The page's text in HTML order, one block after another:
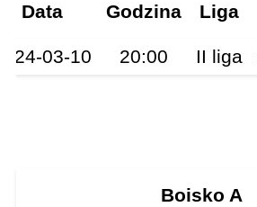
Data Godzina Liga
03-10 20:00 II liga
Boisko A